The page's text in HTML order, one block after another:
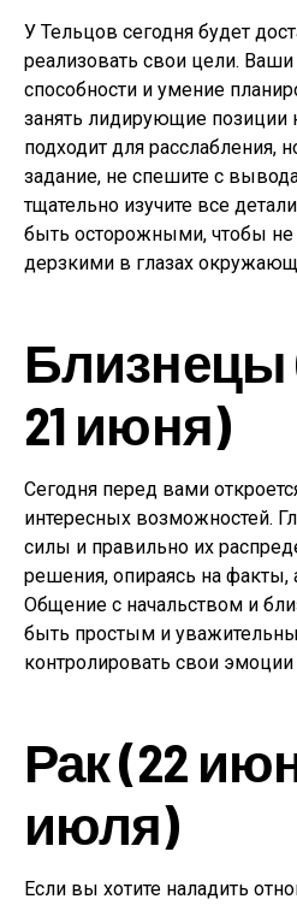
У Тельцов сегодня будет
реализовать свои цели. Ваши
способности и умение
занять лидирующие позиции
подходит для расслабления,
задание, не спешите с
тщательно изучите все
быть осторожными, чтобы
дерзкими в глазах
Близнецы
21 июня)
Сегодня перед вами
интересных возможностей.
силы и правильно их
решения, опираясь на факты,
Общение с начальством и
быть простым и
контролировать свои
Рак (22
июля)
Если вы хотите наладить